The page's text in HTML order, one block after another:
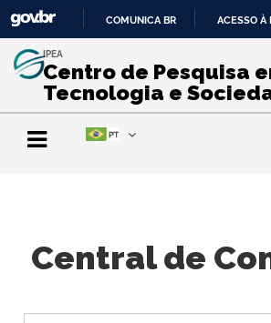
PARA
O
CONTEÚDO
COMUNICA BR ACESSO À
IPEA
Centro de Pesquisa
Tecnologia e
Central de